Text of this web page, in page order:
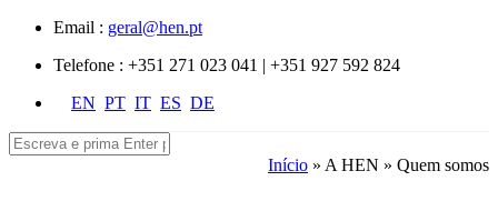
Passar para o conteúdo principal
Email : geral@hen.pt
Telefone : +351 271 023 041 | +351 927 592 824
EN PT IT ES DE
Formulário de pesquisa
Pesquisar
Início » A HEN » Quem somos